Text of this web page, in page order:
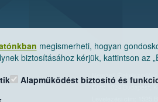
megismerheti, hogyan
biztosításához kérjük, kattintson az
Alapműködést biztosító és
Nemzeti